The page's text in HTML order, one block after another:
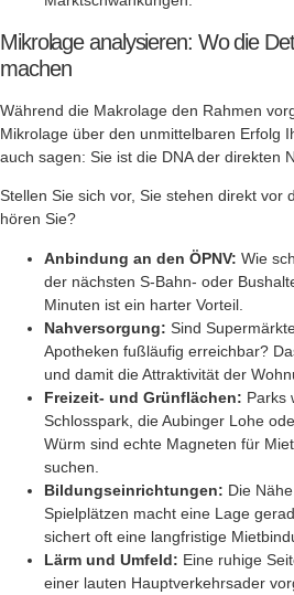
Mikrolage analysieren: Wo die
machen
Während die Makrolage den Rahmen
Mikrolage über den unmittelbaren Erfolg
auch sagen: Sie ist die DNA der direkten
Stellen Sie sich vor, Sie stehen direkt vor
hören Sie?
Anbindung an den ÖPNV: Wie
der nächsten S-Bahn- oder
Minuten ist ein harter Vorteil.
Nahversorgung: Sind
Apotheken fußläufig erreichbar?
und damit die Attraktivität der
Freizeit- und Grünflächen: Parks
Schlosspark, die Aubinger Lohe
Würm sind echte Magneten für
suchen.
Bildungseinrichtungen: Die
Spielplätzen macht eine Lage
sichert oft eine langfristige
Lärm und Umfeld: Eine ruhige
einer lauten Hauptverkehrsader